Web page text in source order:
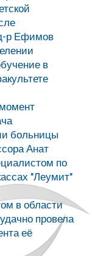
р Ефимов
в
больницы
Анат
по
"Леумит"
в области
провела
её